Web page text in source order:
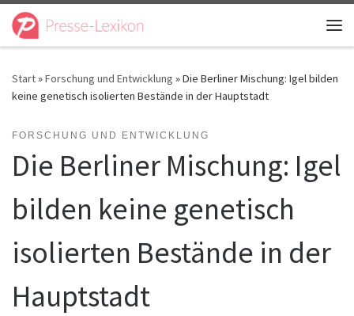
Zum Inhalt springen
Start»Forschung und Entwicklung »Die Berliner Mischung: Igel bilden
keine genetisch isolierten Bestände in der Hauptstadt
FORSCHUNG UND ENTWICKLUNG
Die Berliner Mischung: Igel
bilden keine genetisch
isolierten Bestände in der
Hauptstadt